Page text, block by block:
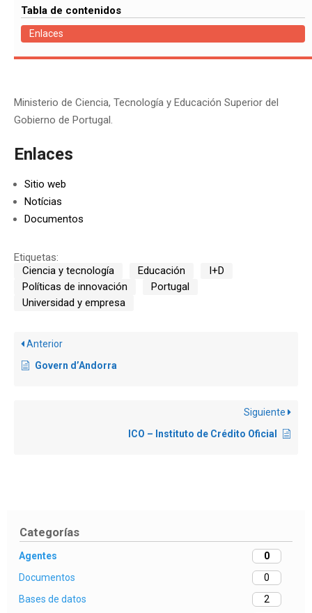
Tabla de contenidos
Enlaces
Ministerio de Ciencia, Tecnología y Educación Superior del
Gobierno de Portugal.
Enlaces
Sitio web
Notícias
Documentos
Etiquetas:
Ciencia y tecnología
Educación
I+D
Políticas de innovación
Portugal
Universidad y empresa
Anterior
Govern d’Andorra
Siguiente
ICO – Instituto de Crédito Oficial
Categorías
Agentes
0
Documentos
0
Bases de datos
2